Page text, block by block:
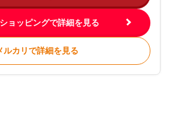
ョッピングで詳細を見る
ルカリで詳細を見る